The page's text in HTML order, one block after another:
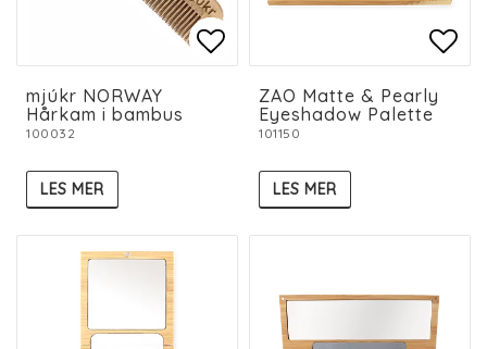
Add to list of
Add to list of
mjúkr NORWAY
Hårkam i bambus
100032
LES MER
ZAO Matte & Pearly
Eyeshadow Palette
101150
LES MER